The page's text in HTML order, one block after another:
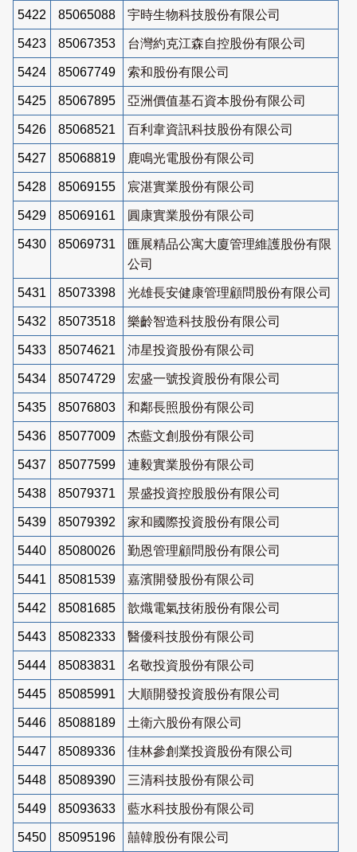
5422 85065088 宇時生物科技股份有限公司
5423 85067353 台灣約克江森自控股份有限公司
5424 85067749 索和股份有限公司
5425 85067895 亞洲價值基石資本股份有限公司
5426 85068521 百利韋資訊科技股份有限公司
5427 85068819 鹿鳴光電股份有限公司
5428 85069155 宸湛實業股份有限公司
5429 85069161 圓康實業股份有限公司
5430 85069731
匯展精品公寓大廈管理維護股份有限
公司
5431 85073398 光雄長安健康管理顧問股份有限公司
5432 85073518 樂齡智造科技股份有限公司
5433 85074621 沛星投資股份有限公司
5434 85074729 宏盛一號投資股份有限公司
5435 85076803 和鄰長照股份有限公司
5436 85077009 杰藍文創股份有限公司
5437 85077599 連毅實業股份有限公司
5438 85079371 景盛投資控股股份有限公司
5439 85079392 家和國際投資股份有限公司
5440 85080026 勤恩管理顧問股份有限公司
5441 85081539 嘉濱開發股份有限公司
5442 85081685 歆熾電氣技術股份有限公司
5443 85082333 醫優科技股份有限公司
5444 85083831 名敬投資股份有限公司
5445 85085991 大順開發投資股份有限公司
5446 85088189 土衛六股份有限公司
5447 85089336 佳林參創業投資股份有限公司
5448 85089390 三清科技股份有限公司
5449 85093633 藍水科技股份有限公司
5450 85095196
囍韓股份有限公司